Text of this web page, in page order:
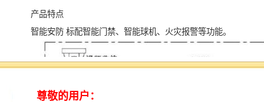
产品特点
智能安防 标配智能门禁、智能球机、火灾报警等功能。